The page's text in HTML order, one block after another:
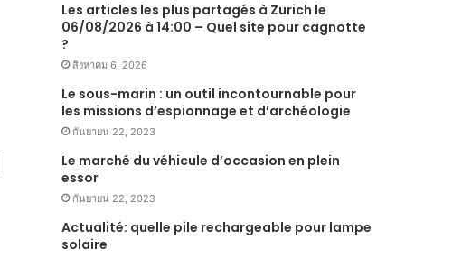
Les articles les plus partagés à Zurich le
06/08/2026 à 14:00 – Quel site pour cagnotte
?
สิงหาคม 6, 2026
Le sous-marin : un outil incontournable pour
les missions d’espionnage et d’archéologie
กันยายน 22, 2023
Le marché du véhicule d’occasion en plein
essor
กันยายน 22, 2023
Actualité: quelle pile rechargeable pour lampe
solaire